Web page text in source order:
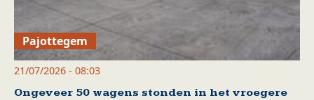
Pajottegem
21/07/2026 - 08:03
Ongeveer 50 wagens stonden in het vroegere